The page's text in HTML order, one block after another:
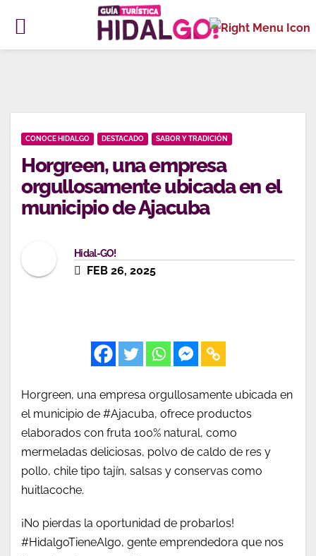
CONOCE HIDALGO DESTACADO SABOR Y TRADICIÓN
Horgreen, una empresa
orgullosamente ubicada en el
municipio de Ajacuba
Hidal-GO!
FEB 26, 2025
Horgreen, una empresa orgullosamente ubicada en
el municipio de #Ajacuba, ofrece productos
elaborados con fruta 100% natural, como
mermeladas deliciosas, polvo de caldo de res y
pollo, chile tipo tajín, salsas y conservas como
huitlacoche.
¡No pierdas la oportunidad de probarlos!
#HidalgoTieneAlgo, gente emprendedora que nos